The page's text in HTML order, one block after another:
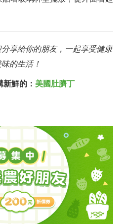
享給你的朋友，一起享受健康
味的生活！
鮮的： 美國肚臍丁